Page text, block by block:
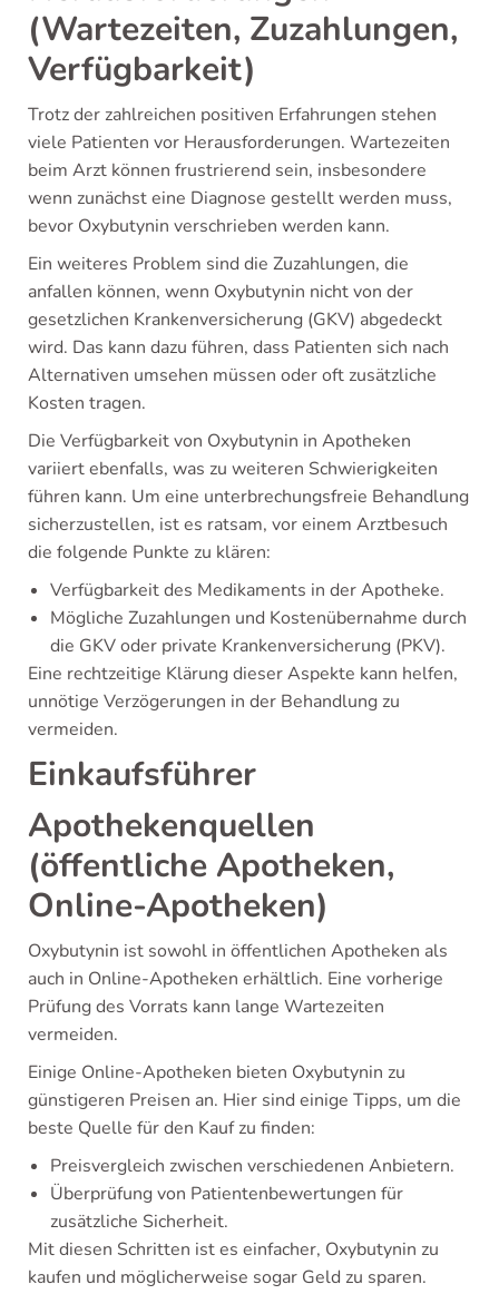
(Wartezeiten, Zuzahlungen,
Verfügbarkeit)
Trotz der zahlreichen positiven Erfahrungen stehen
viele Patienten vor Herausforderungen. Wartezeiten
beim Arzt können frustrierend sein, insbesondere
wenn zunächst eine Diagnose gestellt werden muss,
bevor Oxybutynin verschrieben werden kann.
Ein weiteres Problem sind die Zuzahlungen, die
anfallen können, wenn Oxybutynin nicht von der
gesetzlichen Krankenversicherung (GKV) abgedeckt
wird. Das kann dazu führen, dass Patienten sich nach
Alternativen umsehen müssen oder oft zusätzliche
Kosten tragen.
Die Verfügbarkeit von Oxybutynin in Apotheken
variiert ebenfalls, was zu weiteren Schwierigkeiten
führen kann. Um eine unterbrechungsfreie Behandlung
sicherzustellen, ist es ratsam, vor einem Arztbesuch
die folgende Punkte zu klären:
Verfügbarkeit des Medikaments in der Apotheke.
Mögliche Zuzahlungen und Kostenübernahme durch
die GKV oder private Krankenversicherung (PKV).
Eine rechtzeitige Klärung dieser Aspekte kann helfen,
unnötige Verzögerungen in der Behandlung zu
vermeiden.
Einkaufsführer
Apothekenquellen
(öffentliche Apotheken,
Online-Apotheken)
Oxybutynin ist sowohl in öffentlichen Apotheken als
auch in Online-Apotheken erhältlich. Eine vorherige
Prüfung des Vorrats kann lange Wartezeiten
vermeiden.
Einige Online-Apotheken bieten Oxybutynin zu
günstigeren Preisen an. Hier sind einige Tipps, um die
beste Quelle für den Kauf zu finden:
Preisvergleich zwischen verschiedenen Anbietern.
Überprüfung von Patientenbewertungen für
zusätzliche Sicherheit.
Mit diesen Schritten ist es einfacher, Oxybutynin zu
kaufen und möglicherweise sogar Geld zu sparen.